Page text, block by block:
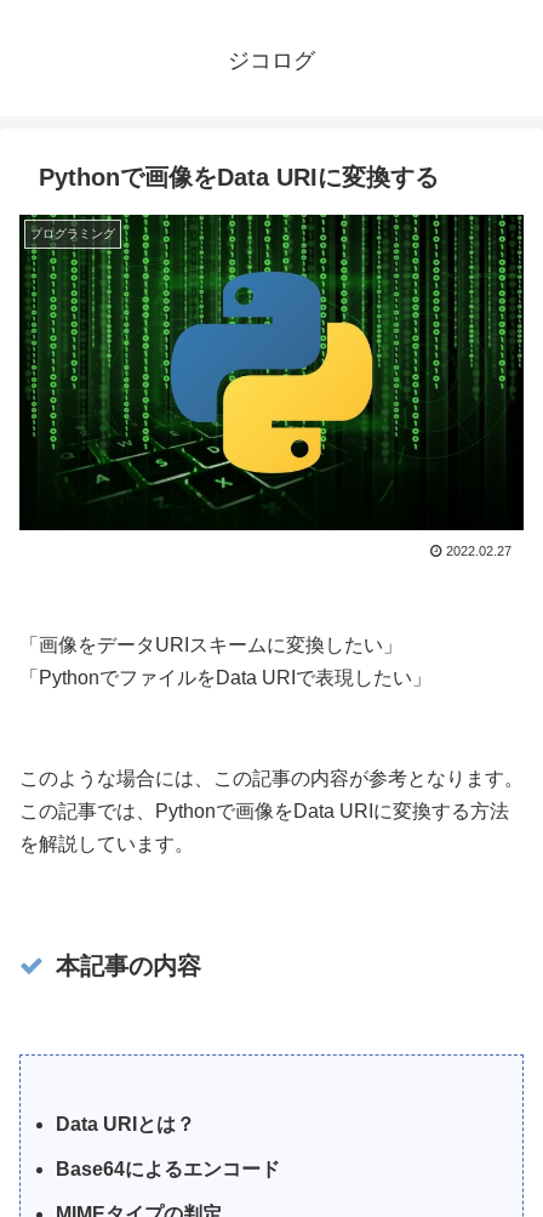
ジコログ
Pythonで画像をData URIに変換する
プログラミング
2022.02.27
「画像をデータURIスキームに変換したい」
「PythonでファイルをData URIで表現したい」
このような場合には、この記事の内容が参考となります。
この記事では、Pythonで画像をData URIに変換する方法
を解説しています。
本記事の内容
Data URIとは？
Base64によるエンコード